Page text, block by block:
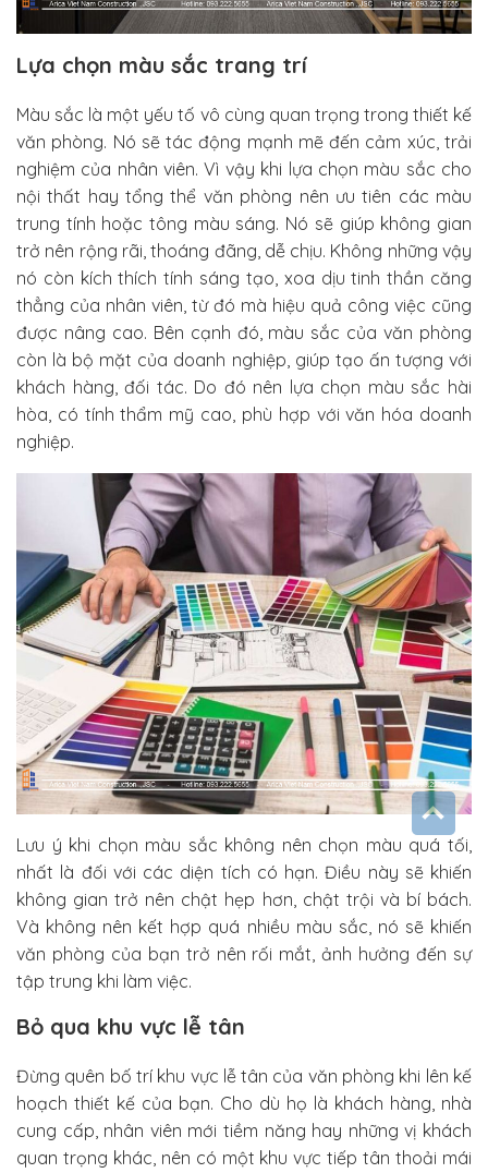
Lựa chọn màu sắc trang trí
Màu sắc là một yếu tố vô cùng quan trọng trong thiết kế
văn phòng. Nó sẽ tác động mạnh mẽ đến cảm xúc, trải
nghiệm của nhân viên. Vì vậy khi lựa chọn màu sắc cho
nội thất hay tổng thể văn phòng nên ưu tiên các màu
trung tính hoặc tông màu sáng. Nó sẽ giúp không gian
trở nên rộng rãi, thoáng đãng, dễ chịu. Không những vậy
nó còn kích thích tính sáng tạo, xoa dịu tinh thần căng
thẳng của nhân viên, từ đó mà hiệu quả công việc cũng
được nâng cao. Bên cạnh đó, màu sắc của văn phòng
còn là bộ mặt của doanh nghiệp, giúp tạo ấn tượng với
khách hàng, đối tác. Do đó nên lựa chọn màu sắc hài
hòa, có tính thẩm mỹ cao, phù hợp với văn hóa doanh
nghiệp.
Lưu ý khi chọn màu sắc không nên chọn màu quá tối,
nhất là đối với các diện tích có hạn. Điều này sẽ khiến
không gian trở nên chật hẹp hơn, chật trội và bí bách.
Và không nên kết hợp quá nhiều màu sắc, nó sẽ khiến
văn phòng của bạn trở nên rối mắt, ảnh hưởng đến sự
tập trung khi làm việc.
Bỏ qua khu vực lễ tân
Đừng quên bố trí khu vực lễ tân của văn phòng khi lên kế
hoạch thiết kế của bạn. Cho dù họ là khách hàng, nhà
cung cấp, nhân viên mới tiềm năng hay những vị khách
quan trọng khác, nên có một khu vực tiếp tân thoải mái